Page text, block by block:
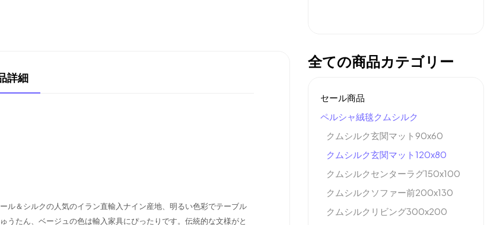
詳細
ル＆シルクの人気のイラン直輸入ナイン産地、明るい色彩でテーブル
たん、ベージュの色は輸入家具にぴったりです。伝統的な文様がと
全ての商品カテゴリー
セール商品
ペルシャ絨毯クムシルク
クムシルク玄関マット90x60
クムシルク玄関マット120x80
クムシルクセンターラグ150x100
クムシルクソファー前200x130
クムシルクリビング300x200